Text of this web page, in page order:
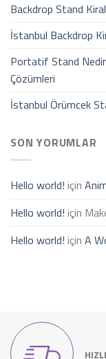
Backdrop Stand
İstanbul Backdrop
Portatif Stand
Çözümleri
İstanbul Örümcek
SON YORUMLAR
Hello world! için
Hello world! için
Hello world! için A